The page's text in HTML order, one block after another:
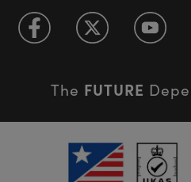
The FUTURE